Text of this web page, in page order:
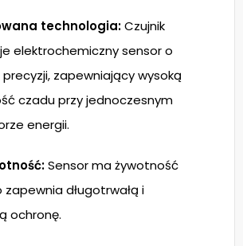
technologia:Czujnik
elektrochemiczny sensor o
zapewniający wysoką
czadu przy jednoczesnym
energii.
Sensor ma żywotność
zapewnia długotrwałą i
ochronę.